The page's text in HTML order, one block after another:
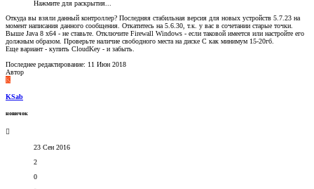
Нажмите для раскрытия...
Откуда вы взяли данный контроллер? Последняя стабильная версия для новых устройств 5.7.23 на
момент написания данного сообщения. Откатитесь на 5.6.30, т.к. у вас в сочетании старые точки.
Выше Java 8 x64 - не ставьте. Отключите Firewall Windows - если таковой имеется или настройте его
должным образом. Проверьте наличие свободного места на диске С как минимум 15-20гб.
Еще вариант - купить CloudKey - и забыть.
Последнее редактирование: 11 Июн 2018
Автор
K
KSab
новичок
23 Сен 2016
2
0